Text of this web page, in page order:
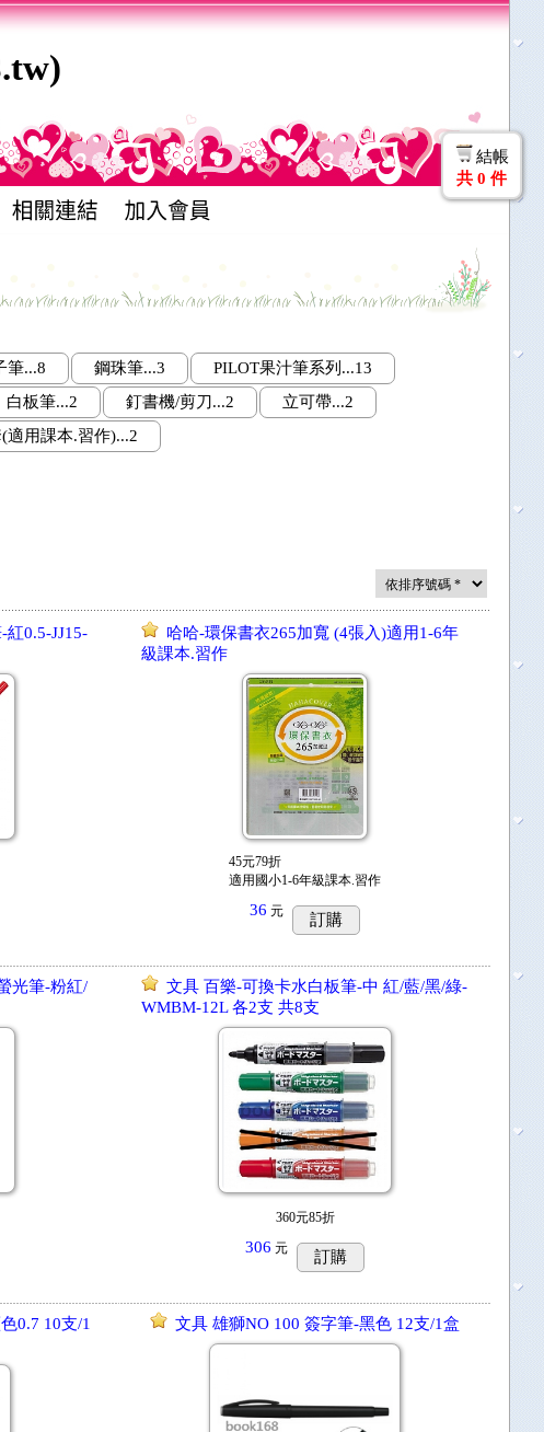
結帳
共 0 件
筆...8 鋼珠筆...3
PILOT果汁筆系列...13
白板筆...2 釘書機/剪刀...2
立可帶...2
適用課本.習作)...2
紅0.5-JJ15-
哈哈-環保書衣265加寬 (4張入)適用1-6年
級課本.習作
45元79折
適用國小1-6年級課本.習作
36 元 訂購
光筆-粉紅/
文具 百樂-可換卡水白板筆-中 紅/藍/黑/綠-
WMBM-12L 各2支 共8支
360元85折
306 元 訂購
0.7 10支/1
文具 雄獅NO 100 簽字筆-黑色 12支/1盒